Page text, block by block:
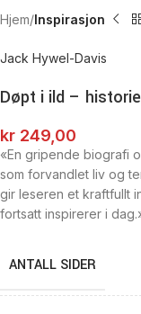
Hjem Inspirasjon
Jack Hywel-Davis
Døpt i ild –
kr 249,00
«En gripende biografi
som forvandlet liv og
gir leseren et kraftfullt
fortsatt inspirerer i
ANTALL SIDER